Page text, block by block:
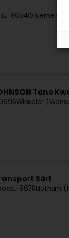
L-9654
Tano
Winseler
Sàrl
L-9678Nothum